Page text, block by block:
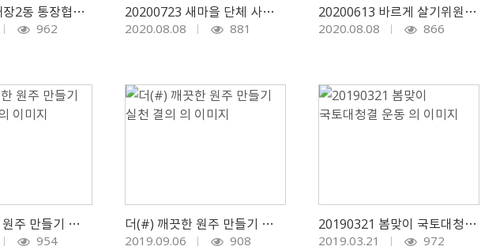
20200806 태장2동 통장협의회 월례회의
962
20200723 새마을 단체 사랑의 보금자리 가꾸기 사업 실시
2020.08.08 881
20200613 바르게 살기위원회, 여름맞이 사랑의 계절김치 나눔
2020.08.08 866
더(#) 깨끗한 원주 만들기 캠페인 개최
954
더(#) 깨끗한 원주 만들기 실천 결의
2019.09.06 908
20190321 봄맞이 국토대청결 운동
2019.03.21 972